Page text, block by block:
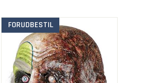
FORUDBESTIL